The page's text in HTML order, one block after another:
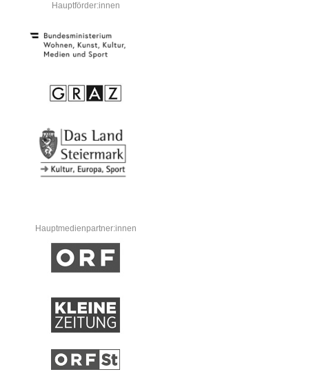
Hauptförder:innen
Hauptmedienpartner:innen